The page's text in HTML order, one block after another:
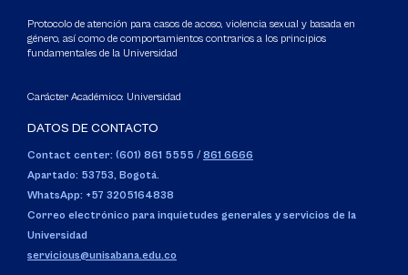
Protocolo de atención para casos de acoso, violencia sexual y basada en
género, así como de comportamientos contrarios a los principios
fundamentales de la Universidad
Carácter Académico: Universidad
DATOS DE CONTACTO
Contact center: (601) 861 5555 / 861 6666
Apartado: 53753, Bogotá.
WhatsApp: +57 3205164838
Correo electrónico para inquietudes generales y servicios de la
Universidad
servicious@unisabana.edu.co